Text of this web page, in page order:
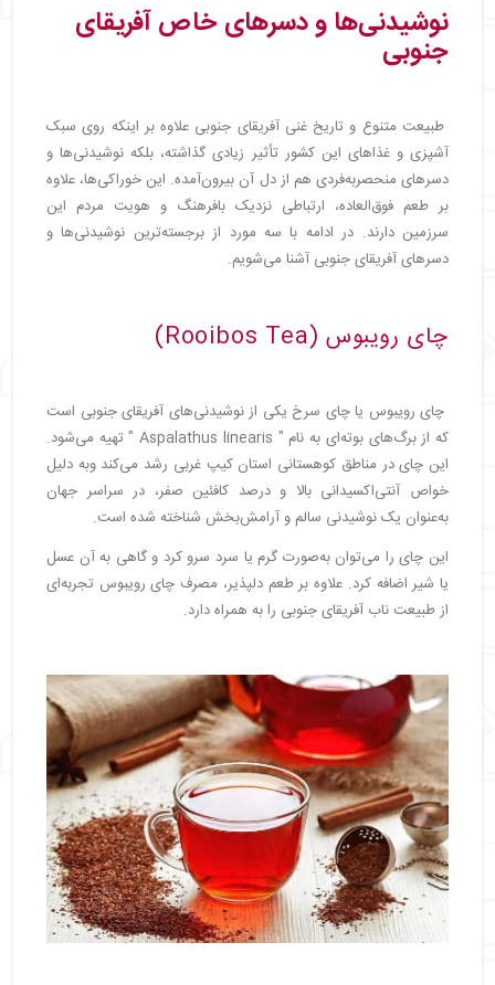
نوشیدنی‌ها و دسرهای خاص آفریقای
جنوبی
طبیعت متنوع و تاریخ غنی آفریقای جنوبی علاوه بر اینکه روی سبک
آشپزی و غذاهای این کشور تأثیر زیادی گذاشته، بلکه نوشیدنی‌ها و
دسرهای منحصربه‌فردی هم از دل آن بیرون‌آمده. این خوراکی‌ها، علاوه
بر طعم فوق‌العاده، ارتباطی نزدیک بافرهنگ و هویت مردم این
سرزمین دارند. در ادامه با سه مورد از برجسته‌ترین نوشیدنی‌ها و
دسرهای آفریقای جنوبی آشنا می‌شویم.
چای رویبوس (Rooibos Tea)
چای رویبوس یا چای سرخ یکی از نوشیدنی‌های آفریقای جنوبی است
که از برگ‌های بوته‌ای به نام " Aspalathus linearis " تهیه می‌شود.
این چای در مناطق کوهستانی استان کیپ غربی رشد می‌کند وبه دلیل
خواص آنتی‌اکسیدانی بالا و درصد کافئین صفر، در سراسر جهان
به‌عنوان یک نوشیدنی سالم و آرامش‌بخش شناخته شده است.
این چای را می‌توان به‌صورت گرم یا سرد سرو کرد و گاهی به آن عسل
یا شیر اضافه کرد. علاوه بر طعم دلپذیر، مصرف چای رویبوس تجربه‌ای
از طبیعت ناب آفریقای جنوبی را به همراه دارد.